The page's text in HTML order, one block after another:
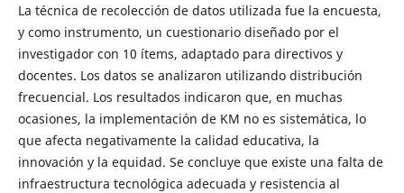
La técnica de recolección de datos utilizada fue la encuesta,
y como instrumento, un cuestionario diseñado por el
investigador con 10 ítems, adaptado para directivos y
docentes. Los datos se analizaron utilizando distribución
frecuencial. Los resultados indicaron que, en muchas
ocasiones, la implementación de KM no es sistemática, lo
que afecta negativamente la calidad educativa, la
innovación y la equidad. Se concluye que existe una falta de
infraestructura tecnológica adecuada y resistencia al